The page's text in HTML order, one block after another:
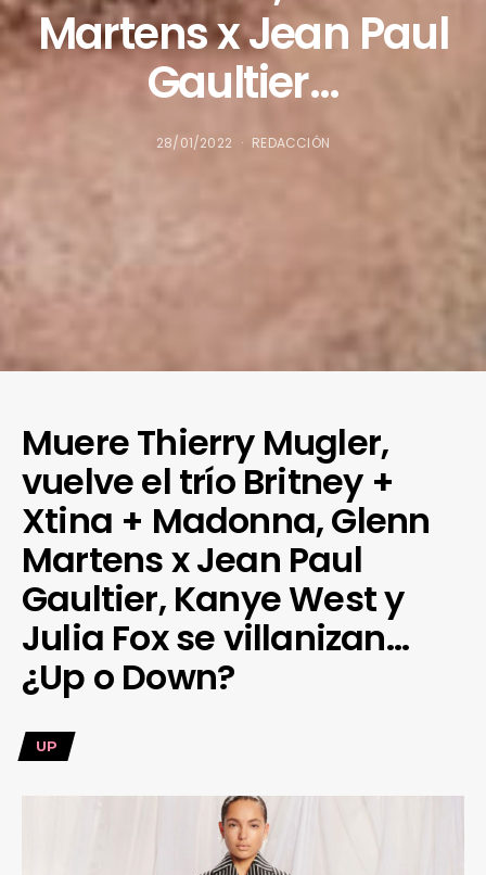
Martens x Jean Paul
Gaultier…
28/01/2022 REDACCIÓN
Muere Thierry Mugler,
vuelve el trío Britney +
Xtina + Madonna, Glenn
Martens x Jean Paul
Gaultier, Kanye West y
Julia Fox se villanizan…
¿Up o Down?
UP